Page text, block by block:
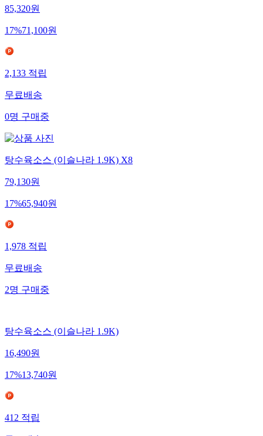
85,320원
17%71,100원
2,133적립
무료배송
0명구매중
탕수육소스 (이슬나라 1.9K) X8
79,130원
17%65,940원
1,978적립
무료배송
2명구매중
탕수육소스 (이슬나라 1.9K)
16,490원
17%13,740원
412적립